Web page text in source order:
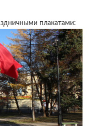
плакатами: